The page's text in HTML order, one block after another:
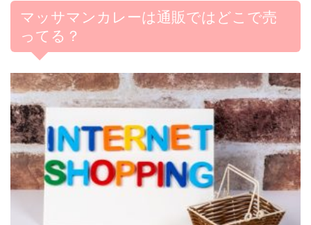
マッサマンカレーは通販ではどこで売
ってる？